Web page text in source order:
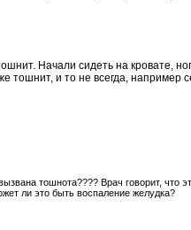
. Начали сидеть на кровате,
тошнит, и то не всегда, например
тошнота???? Врач говорит, что
ли это быть воспаление желудка?